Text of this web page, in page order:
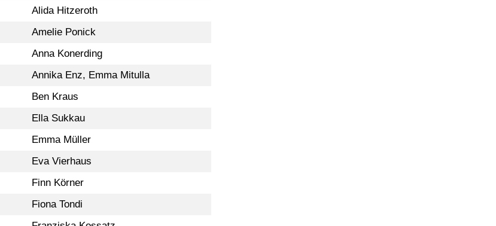
Alida Hitzeroth
Amelie Ponick
Anna Konerding
Annika Enz, Emma Mitulla
Ben Kraus
Ella Sukkau
Emma Müller
Eva Vierhaus
Finn Körner
Fiona Tondi